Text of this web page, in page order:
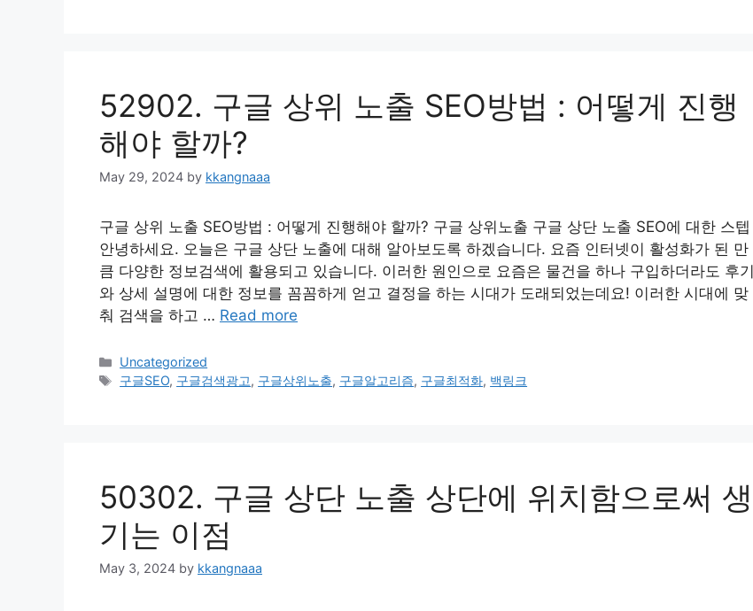
52902. 구글 상위 노출 SEO방법 : 어떻게 진행
해야 할까?
May 29, 2024 by kkangnaaa
구글 상위 노출 SEO방법 : 어떻게 진행해야 할까? 구글 상위노출 구글 상단 노출 SEO에 대한 스텝
안녕하세요. 오늘은 구글 상단 노출에 대해 알아보도록 하겠습니다. 요즘 인터넷이 활성화가 된 만
큼 다양한 정보검색에 활용되고 있습니다. 이러한 원인으로 요즘은 물건을 하나 구입하더라도 후기
와 상세 설명에 대한 정보를 꼼꼼하게 얻고 결정을 하는 시대가 도래되었는데요! 이러한 시대에 맞
춰 검색을 하고 … Read more
Categories
Uncategorized
Tags
구글SEO, 구글검색광고, 구글상위노출, 구글알고리즘, 구글최적화, 백링크
50302. 구글 상단 노출 상단에 위치함으로써 생
기는 이점
May 3, 2024 by kkangnaaa